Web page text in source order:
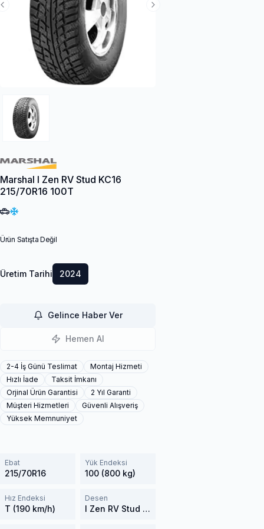
Next Slide
Previous Slide
Marshal I Zen RV Stud KC16
215/70R16 100T
Ürün Satışta Değil
Üretim Tarihi 2024
Gelince Haber Ver
Hemen Al
2-4 İş Günü Teslimat
Montaj Hizmeti
Hızlı İade
Taksit İmkanı
Orjinal Ürün Garantisi
2 Yıl Garanti
Müşteri Hizmetleri
Güvenli Alışveriş
Yüksek Memnuniyet
Ebat
215/70R16
Yük Endeksi
100 (800 kg)
Hız Endeksi
T (190 km/h)
Desen
I Zen RV Stud KC16